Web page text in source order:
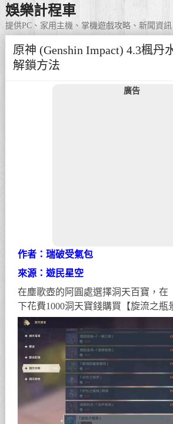
娛樂計程車
提供PC、家用主機、掌機遊戲攻略、新聞資訊
原神 (Genshin Impact) 4.3楓丹
解鎖方法
廣告
作者：瑞破受氣包
來源：遊民星空
在塵歌壺的阿圓處選擇洞天百寶，在
下花費1000洞天寶錢購買【旋流之瓶